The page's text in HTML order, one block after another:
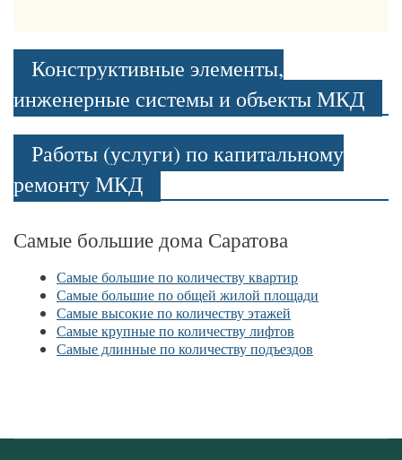
Конструктивные элементы,
инженерные системы и объекты МКД
Работы (услуги) по капитальному
ремонту МКД
Самые большие дома Саратова
Самые большие по количеству квартир
Самые большие по общей жилой площади
Самые высокие по количеству этажей
Самые крупные по количеству лифтов
Самые длинные по количеству подъездов